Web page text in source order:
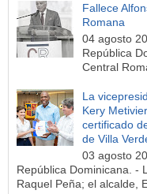
Fallece
Romana
04 agosto
República
Central
La
Kery
certificado
de Villa
03 agosto
República Dominicana. -
Raquel Peña; el alcalde,